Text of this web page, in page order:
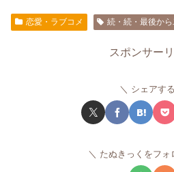
恋愛・ラブコメ 続・続・最後か
スポンサー
シェアする
たぬきっくをフォ